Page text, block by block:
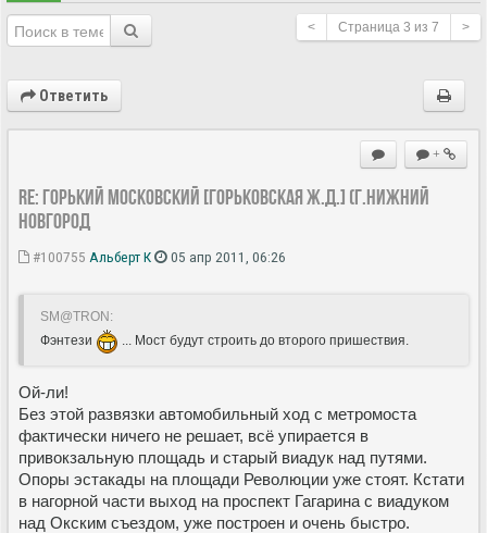
< Страница 3 из 7 >
Ответить
+
Re: ГОРЬКИЙ МОСКОВСКИЙ [Горьковская Ж.Д.] (г.Нижний
Новгород
#100755 Альберт К 05 апр 2011, 06:26
SM@TRON:
Фэнтези
... Мост будут строить до второго пришествия.
Ой-ли!
Без этой развязки автомобильный ход с метромоста
фактически ничего не решает, всё упирается в
привокзальную площадь и старый виадук над путями.
Опоры эстакады на площади Революции уже стоят. Кстати
в нагорной части выход на проспект Гагарина с виадуком
над Окским съездом, уже построен и очень быстро.